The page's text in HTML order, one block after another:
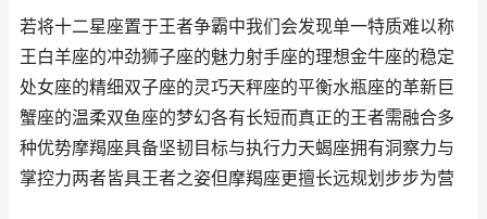
若将十二星座置于王者争霸中我们会发现单一特质难以称
王白羊座的冲劲狮子座的魅力射手座的理想金牛座的稳定
处女座的精细双子座的灵巧天秤座的平衡水瓶座的革新巨
蟹座的温柔双鱼座的梦幻各有长短而真正的王者需融合多
种优势摩羯座具备坚韧目标与执行力天蝎座拥有洞察力与
掌控力两者皆具王者之姿但摩羯座更擅长远规划步步为营